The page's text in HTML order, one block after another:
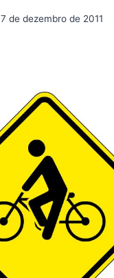
7 de dezembro de 2011